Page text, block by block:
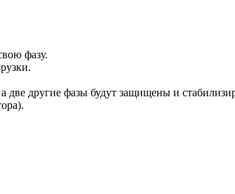
фазу.
две другие фазы будут защищены и